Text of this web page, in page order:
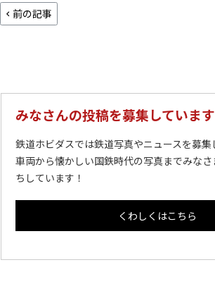
前の記事
みなさんの投稿を募集しています
鉄道ホビダスでは鉄道写真やニュースを募集
車両から懐かしい国鉄時代の写真までみな
ちしています！
くわしくはこちら